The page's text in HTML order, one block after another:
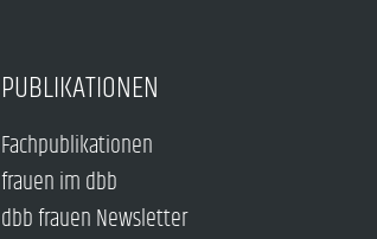
PUBLIKATIONEN
Fachpublikationen
frauen im dbb
dbb frauen Newsletter